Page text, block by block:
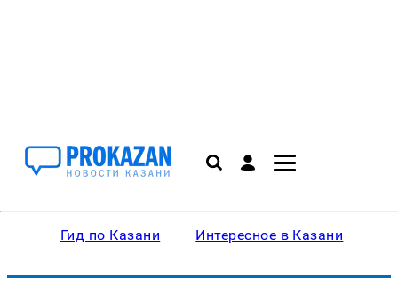
Гид по Казани Интересное в Казани